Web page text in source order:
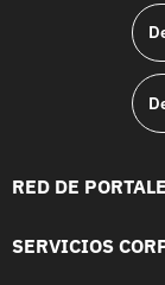
RED DE
SERVICIOS